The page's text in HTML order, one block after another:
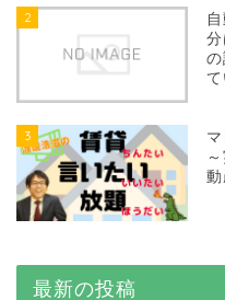
2
て
3
動
最新の投稿